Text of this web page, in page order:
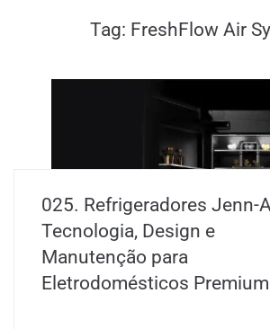
Tag: FreshFlow Air
025. Refrigeradores Jenn-
Tecnologia, Design e
Manutenção para
Eletrodomésticos Premium